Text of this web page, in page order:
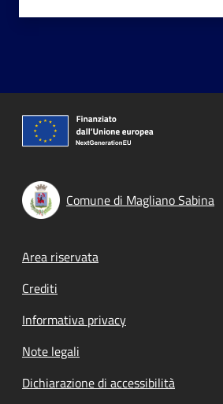
Comune di Magliano Sabina
Footer menu
Area riservata
Crediti
Informativa privacy
Note legali
Dichiarazione di accessibilità